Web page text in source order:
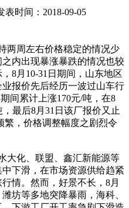
表时间：2018-09-05
两周左右价格稳定的情况少
内出现暴涨暴跌的情况也较
8月10-31日期间，山东地区
报价先后经历一波过山车行
间累计上涨170元/吨，在8
最后8月31日该厂报价又止
繁，价格调整幅度之剧烈令
大化、联盟、鑫汇新能源等
下滑，在市场资源供给趋紧
情。然而，好景不长，8月
坊等多地突降暴雨，海科、